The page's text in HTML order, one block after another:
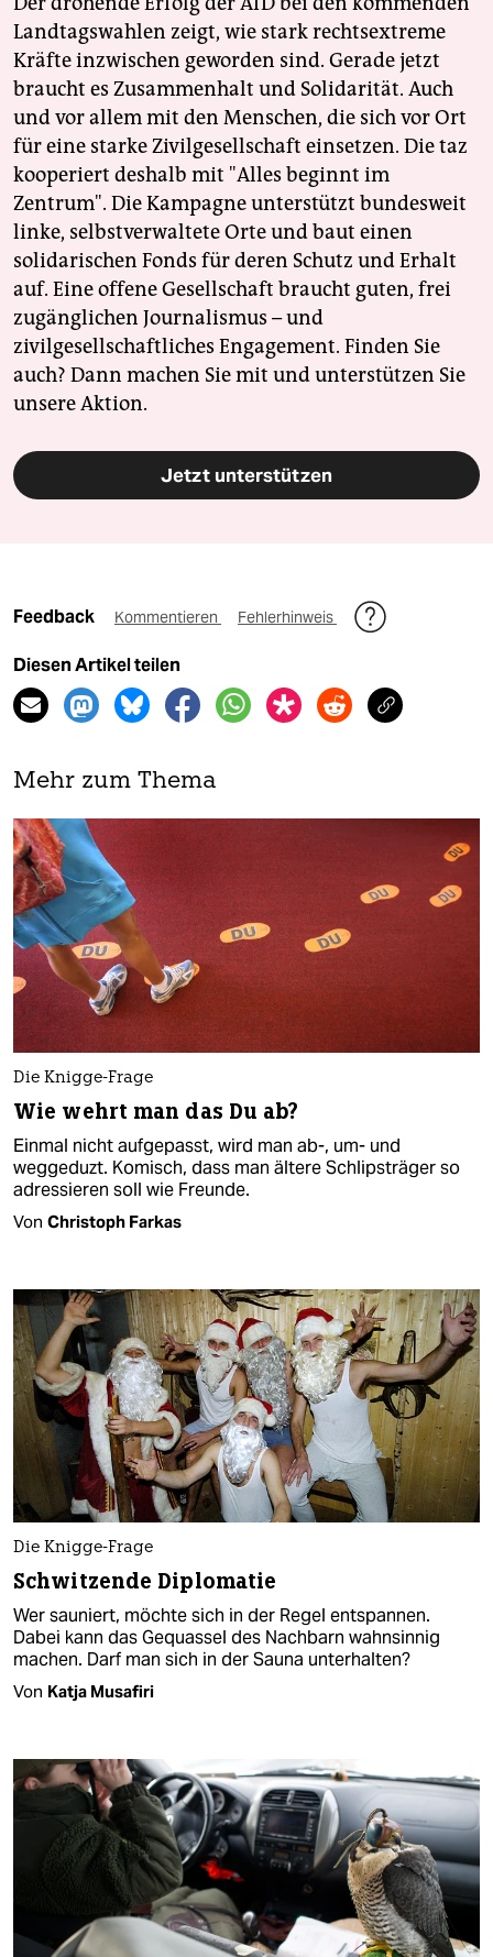
Landtagswahlen zeigt, wie stark rechtsextreme
Kräfte inzwischen geworden sind. Gerade jetzt
braucht es Zusammenhalt und Solidarität. Auch
und vor allem mit den Menschen, die sich vor Ort
für eine starke Zivilgesellschaft einsetzen. Die taz
kooperiert deshalb mit "Alles beginnt im
Zentrum". Die Kampagne unterstützt bundesweit
linke, selbstverwaltete Orte und baut einen
solidarischen Fonds für deren Schutz und Erhalt
auf. Eine offene Gesellschaft braucht guten, frei
zugänglichen Journalismus – und
zivilgesellschaftliches Engagement. Finden Sie
auch? Dann machen Sie mit und unterstützen Sie
unsere Aktion.
Jetzt unterstützen
Feedback Kommentieren Fehlerhinweis
Diesen Artikel teilen
Mehr zum Thema
Die Knigge-Frage
Wie wehrt man das Du ab?
Einmal nicht aufgepasst, wird man ab-, um- und
weggeduzt. Komisch, dass man ältere Schlipsträger so
adressieren soll wie Freunde.
Von Christoph Farkas
Die Knigge-Frage
Schwitzende Diplomatie
Wer sauniert, möchte sich in der Regel entspannen.
Dabei kann das Gequassel des Nachbarn wahnsinnig
machen. Darf man sich in der Sauna unterhalten?
Von Katja Musafiri